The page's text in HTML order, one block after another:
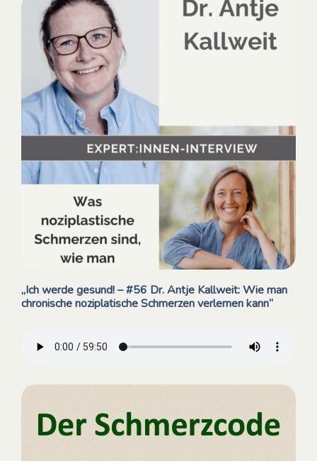
„Ich werde gesund! – #56 Dr. Antje Kallweit: Wie man
chronische noziplatische Schmerzen verlernen kann“